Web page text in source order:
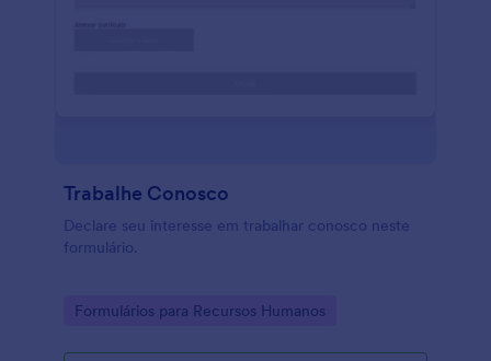
Trabalhe Conosco
Declare seu interesse em trabalhar conosco neste
formulário.
Go to Category:
Formulários para Recursos Humanos